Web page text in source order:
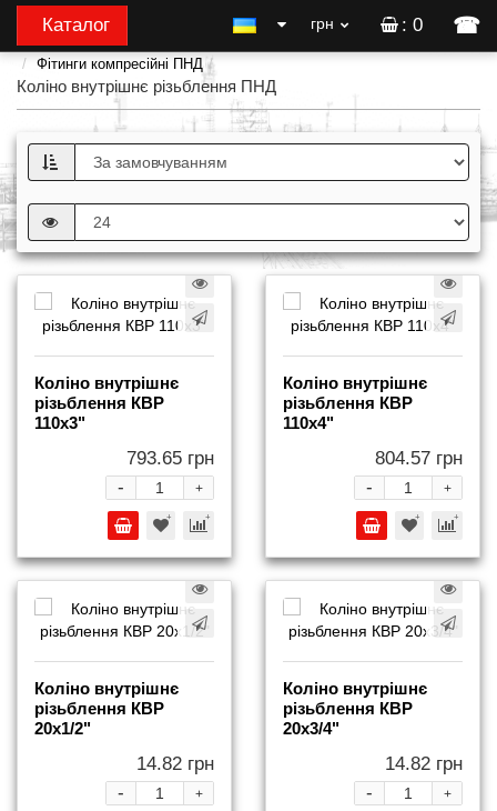
: 0 ☎
Каталог грн
Фітинги компресійні ПНД
Коліно внутрішнє різьблення ПНД
Коліно внутрішнє
різьблення КВР
110x3"
793.65 грн
+
-
Коліно внутрішнє
різьблення КВР
110x4"
804.57 грн
+
-
Коліно внутрішнє
різьблення КВР
20x1/2"
14.82 грн
+
-
Коліно внутрішнє
різьблення КВР
20x3/4"
14.82 грн
+
-